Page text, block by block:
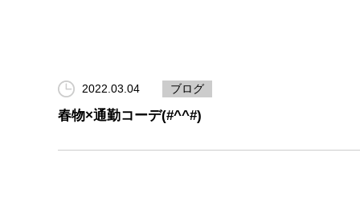
2022.03.04 ブログ
春物×通勤コーデ(#^^#)